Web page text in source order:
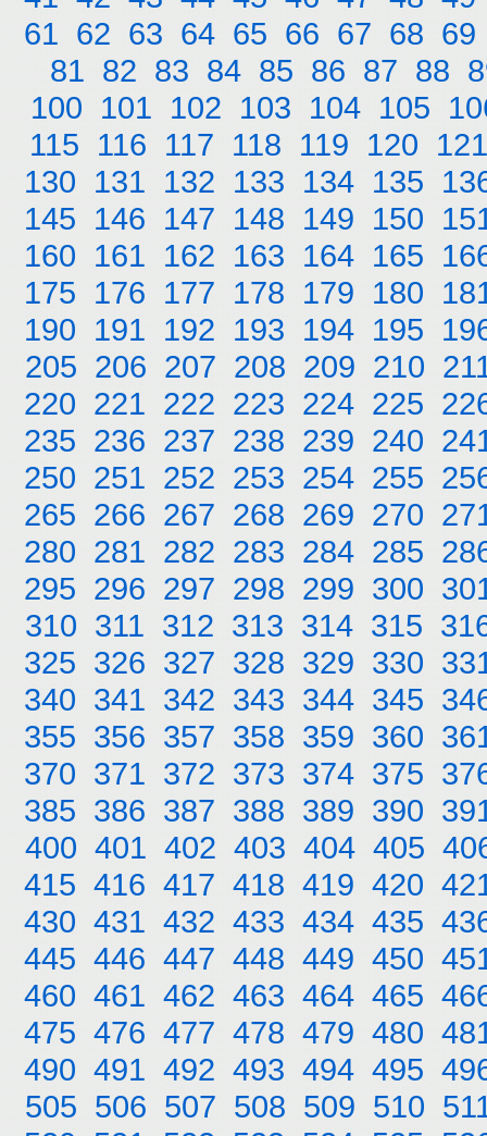
61 62 63 64 65 66 67 68 69
81 82 83 84 85 86 87 88
100 101 102 103 104 105
115 116 117 118 119 120 121
130 131 132 133 134 135
145 146 147 148 149 150
160 161 162 163 164 165
175 176 177 178 179 180
190 191 192 193 194 195
205 206 207 208 209 210
220 221 222 223 224 225
235 236 237 238 239 240
250 251 252 253 254 255
265 266 267 268 269 270
280 281 282 283 284 285
295 296 297 298 299 300
310 311 312 313 314 315
325 326 327 328 329 330
340 341 342 343 344 345
355 356 357 358 359 360
370 371 372 373 374 375
385 386 387 388 389 390
400 401 402 403 404 405
415 416 417 418 419 420
430 431 432 433 434 435
445 446 447 448 449 450
460 461 462 463 464 465
475 476 477 478 479 480
490 491 492 493 494 495
505 506 507 508 509 510